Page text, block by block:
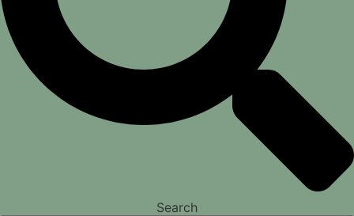
Search